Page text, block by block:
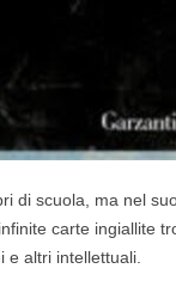
di scuola, ma nel
carte ingiallite
e altri intellettuali.